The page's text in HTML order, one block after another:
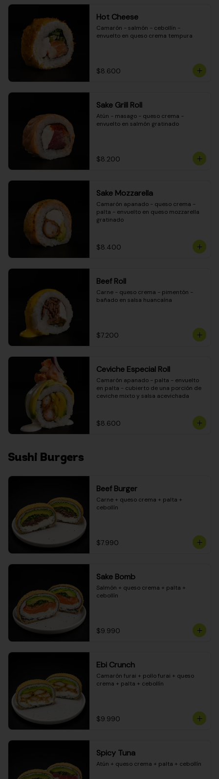
Hot Cheese
Camarón - salmón - cebollín -
envuelto en queso crema tempura
$8.600
Sake Grill Roll
Atún - masago - queso crema -
envuelto en salmón gratinado
$8.200
Sake Mozzarella
Camarón apanado - queso crema -
palta - envuelto en queso mozzarella
gratinado
$8.400
Beef Roll
Carne - queso crema - pimentón -
bañado en salsa huancaína
$7.200
Ceviche Especial Roll
Camarón apanado - palta - envuelto
en palta - cubierto de una porción de
ceviche mixto y salsa acevichada
$8.600
Sushi Burgers
Beef Burger
Carne + queso crema + palta +
cebollín
$7.990
Sake Bomb
Salmón + queso crema + palta +
cebollín
$9.990
Ebi Crunch
Camarón furai + pollo furai + queso
crema + palta + cebollín
$9.990
Spicy Tuna
Atún + queso crema + palta + cebollín